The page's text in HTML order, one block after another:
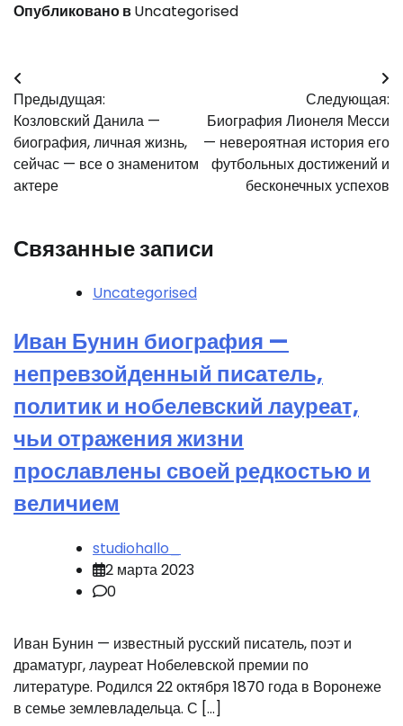
Опубликовано вUncategorised
Навигация
по
записям
Предыдущая:
Козловский Данила —
биография, личная жизнь,
сейчас — все о знаменитом
актере
Следующая:
Биография Лионеля Месси
— невероятная история его
футбольных достижений и
бесконечных успехов
Связанные записи
Uncategorised
Иван Бунин биография —
непревзойденный писатель,
политик и нобелевский лауреат,
чьи отражения жизни
прославлены своей редкостью и
величием
studiohallo_
2 марта 2023
0
Иван Бунин — известный русский писатель, поэт и
драматург, лауреат Нобелевской премии по
литературе. Родился 22 октября 1870 года в Воронеже
в семье землевладельца. С […]